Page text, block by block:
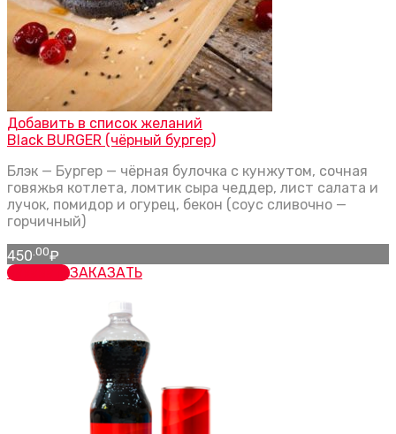
Добавить в список желаний
Black BURGER (чёрный бургер)
Блэк — Бургер — чёрная булочка с кунжутом, сочная
говяжья котлета, ломтик сыра чеддер, лист салата и
лучок, помидор и огурец, бекон (соус сливочно —
горчичный)
450 .00₽
заказатьЗАКАЗАТЬ